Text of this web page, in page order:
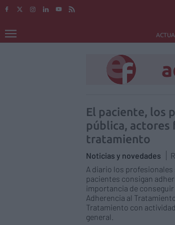
El paciente, los
pública, actores
tratamiento
Noticias y novedades
A diario los
pacientes consigan
importancia de
Adherencia al
Tratamiento con
general.